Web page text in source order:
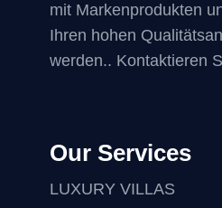
mit Markenprodukten
Ihren hohen
werden.. Kontaktieren
Our Services
LUXURY VILLAS